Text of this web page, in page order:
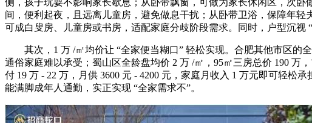
间，便利起夜，且远离儿童房，避免做息干扰；从卧带卫浴，保障年
可成白叟房、儿童房或书房，适配家庭分歧阶段需求。同时，户型沉视
其次，1 万 /㎡均价让 “全家便当糊口” 轻松实现。合肥其他市区的全
通俗家庭难以承受；蜀山区全龄盘均价 2 万 /㎡，95㎡三房总价 190 万
付 19 万 - 22 万，月供 3600 元 - 4200 元，家庭月收入 1 万元即可轻松
能满脚成年人通勤，实正实现 “全家需求不”。